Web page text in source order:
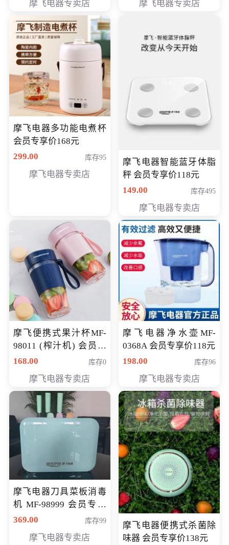
摩飞电器专卖店 摩飞电器专卖店
摩飞电器多功能电煮杯
会员专享价168元
299.00
库存95
摩飞电器专卖店
摩飞电器智能蓝牙体脂
秤 会员专享价118元
149.00
库存495
摩飞电器专卖店
摩飞便携式果汁杯MF-
98011 (榨汁机) 会员专
享价138元
168.00 库存0
摩飞电器专卖店
摩飞电器净水壶MF-
0368A 会员专享价118元
198.00
库存96
摩飞电器专卖店
摩飞电器刀具菜板消毒
机 MF-98999 会员专享
价286元
369.00 库存99
摩飞电器专卖店
摩飞电器便携式杀菌除
味器 会员专享价138元